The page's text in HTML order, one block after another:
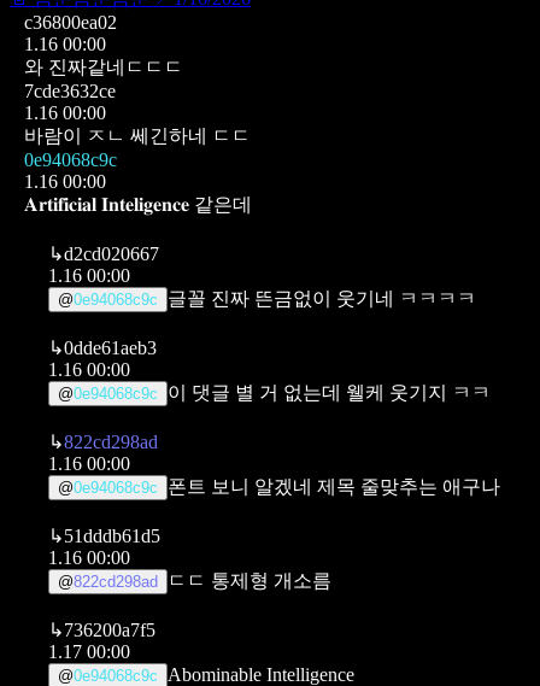
c36800ea02
1.16 00:00
와 진짜같네ㄷㄷㄷ
7cde3632ce
1.16 00:00
바람이 ㅈㄴ 쎄긴하네 ㄷㄷ
0e94068c9c
1.16 00:00
𝐀𝐫𝐭𝐢𝐟𝐢𝐜𝐢𝐚𝐥 𝐈𝐧𝐭𝐞𝐥𝐢𝐠𝐞𝐧𝐜𝐞 같은데
↳d2cd020667
1.16 00:00
@0e94068c9c 글꼴 진짜 뜬금없이 웃기네 ㅋㅋㅋㅋ
↳0dde61aeb3
1.16 00:00
@0e94068c9c 이 댓글 별 거 없는데 웰케 웃기지 ㅋㅋ
↳822cd298ad
1.16 00:00
@0e94068c9c 폰트 보니 알겠네 제목 줄맞추는 애구나
↳51dddb61d5
1.16 00:00
@822cd298ad ㄷㄷ 통제형 개소름
↳736200a7f5
1.17 00:00
@0e94068c9c
Abominable Intelligence